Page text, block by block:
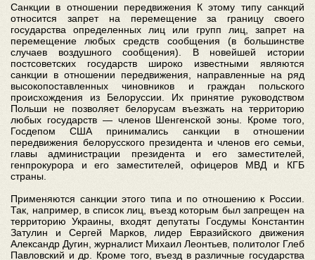
Санкции в отношении передвижения К этому типу санкций
относится запрет на перемещение за границу своего
государства определенных лиц или групп лиц, запрет на
перемещение любых средств сообщения (в большинстве
случаев воздушного сообщения). В новейшей истории
постсоветских государств широко известными являются
санкции в отношении передвижения, направленные на ряд
высокопоставленных чиновников и граждан польского
происхождения из Белоруссии. Их принятие руководством
Польши не позволяет белорусам въезжать на территорию
любых государств — членов Шенгенской зоны. Кроме того,
Госдепом США принимались санкции в отношении
передвижения белорусского президента и членов его семьи,
главы администрации президента и его заместителей,
генпрокурора и его заместителей, офицеров МВД и КГБ
страны.
Применяются санкции этого типа и по отношению к России.
Так, например, в список лиц, въезд которым был запрещен на
территорию Украины, входят депутаты Госдумы Константин
Затулин и Сергей Марков, лидер Евразийского движения
Александр Дугин, журналист Михаил Леонтьев, политолог Глеб
Павловский и др. Кроме того, въезд в различные государства